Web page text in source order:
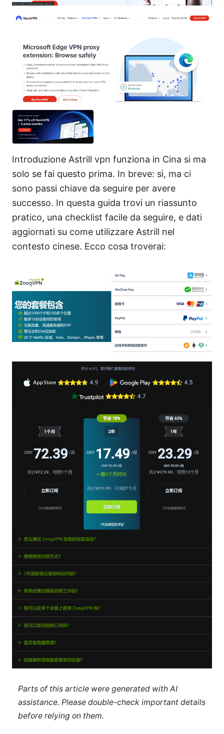
Introduzione Astrill vpn funziona in Cina si ma
solo se fai questo prima. In breve: sì, ma ci
sono passi chiave da seguire per avere
successo. In questa guida trovi un riassunto
pratico, una checklist facile da seguire, e dati
aggiornati su come utilizzare Astrill nel
contesto cinese. Ecco cosa troverai:
Parts of this article were generated with AI
assistance. Please double-check important details
before relying on them.